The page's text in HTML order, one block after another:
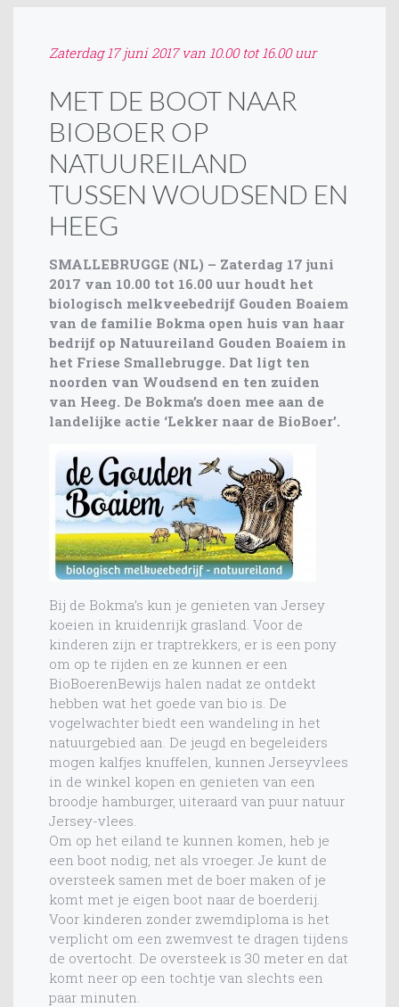
Zaterdag 17 juni 2017 van 10.00 tot 16.00 uur
MET DE BOOT NAAR
BIOBOER OP
NATUUREILAND
TUSSEN WOUDSEND EN
HEEG
SMALLEBRUGGE (NL) – Zaterdag 17 juni
2017 van 10.00 tot 16.00 uur houdt het
biologisch melkveebedrijf Gouden Boaiem
van de familie Bokma open huis van haar
bedrijf op Natuureiland Gouden Boaiem in
het Friese Smallebrugge. Dat ligt ten
noorden van Woudsend en ten zuiden
van Heeg. De Bokma’s doen mee aan de
landelijke actie ‘Lekker naar de BioBoer’.
Bij de Bokma’s kun je genieten van Jersey
koeien in kruidenrijk grasland. Voor de
kinderen zijn er traptrekkers, er is een pony
om op te rijden en ze kunnen er een
BioBoerenBewijs halen nadat ze ontdekt
hebben wat het goede van bio is. De
vogelwachter biedt een wandeling in het
natuurgebied aan. De jeugd en begeleiders
mogen kalfjes knuffelen, kunnen Jerseyvlees
in de winkel kopen en genieten van een
broodje hamburger, uiteraard van puur natuur
Jersey-vlees.
Om op het eiland te kunnen komen, heb je
een boot nodig, net als vroeger. Je kunt de
oversteek samen met de boer maken of je
komt met je eigen boot naar de boerderij.
Voor kinderen zonder zwemdiploma is het
verplicht om een zwemvest te dragen tijdens
de overtocht. De oversteek is 30 meter en dat
komt neer op een tochtje van slechts een
paar minuten.